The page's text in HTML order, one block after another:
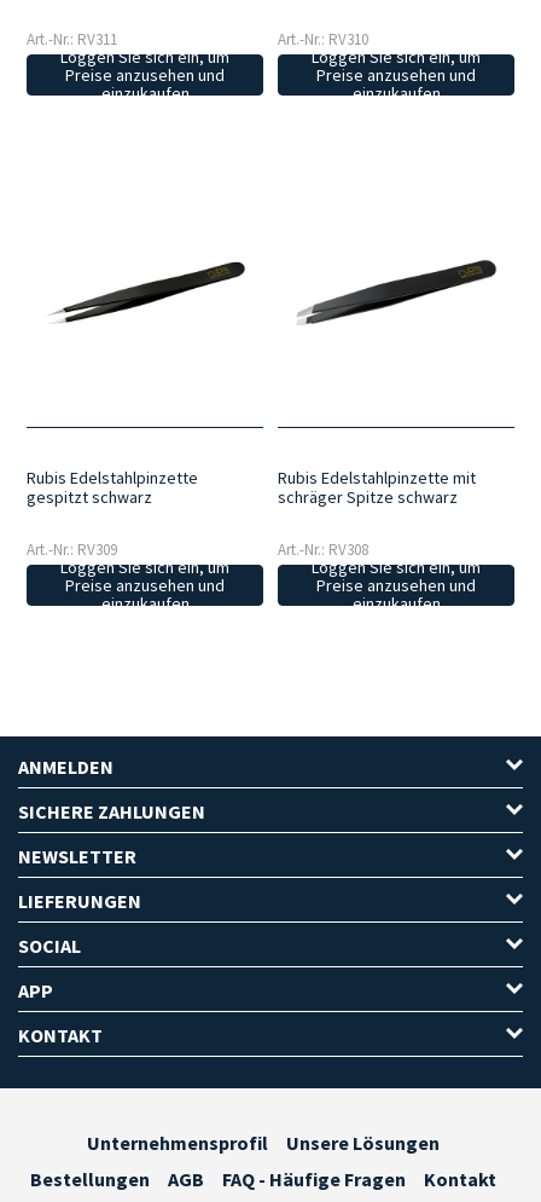
Art.-Nr.: RV311
Loggen Sie sich ein, um
Preise anzusehen und
einzukaufen
Art.-Nr.: RV310
Loggen Sie sich ein, um
Preise anzusehen und
einzukaufen
Rubis Edelstahlpinzette
gespitzt schwarz
Art.-Nr.: RV309
Loggen Sie sich ein, um
Preise anzusehen und
einzukaufen
Rubis Edelstahlpinzette mit
schräger Spitze schwarz
Art.-Nr.: RV308
Loggen Sie sich ein, um
Preise anzusehen und
einzukaufen
ANMELDEN
SICHERE ZAHLUNGEN
NEWSLETTER
LIEFERUNGEN
SOCIAL
APP
KONTAKT
Unternehmensprofil
Unsere Lösungen
Bestellungen
AGB FAQ - Häufige Fragen Kontakt